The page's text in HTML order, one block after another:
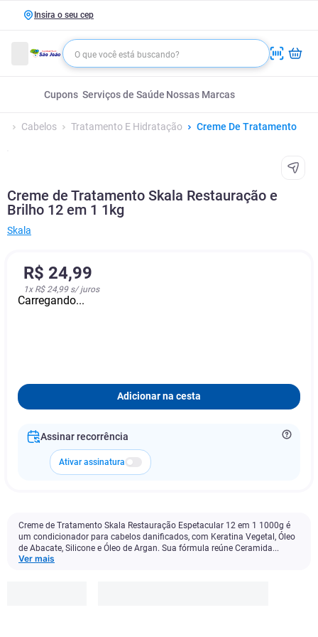
Insira o seu cep
Cupons Serviços de Saúde Nossas Marcas
Cabelos Tratamento E Hidratação Creme De Tratamento
Creme de Tratamento Skala Restauração e
Brilho 12 em 1 1kg
Skala
R$ 24,99
1x R$ 24,99s/ juros
Carregando...
Adicionar na cesta
Assinar recorrência
Ativar assinatura
Creme de Tratamento Skala Restauração Espetacular 12 em 1 1000g é
um condicionador para cabelos danificados, com Keratina Vegetal, Óleo
de Abacate, Silicone e Óleo de Argan. Sua fórmula reúne Ceramida...
Ver mais